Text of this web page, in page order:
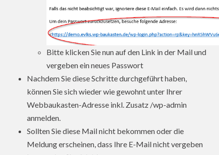
Bitte klicken Sie nun auf den Link in der Mail und
vergeben ein neues Passwort
Nachdem Sie diese Schritte durchgeführt haben,
können Sie sich wieder wie gewohnt unter Ihrer
Webbaukasten-Adresse inkl. Zusatz /wp-admin
anmelden.
Sollten Sie diese Mail nicht bekommen oder die
Meldung erscheinen, dass Ihre E-Mail nicht vergeben